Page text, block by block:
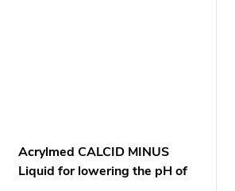
Acrylmed CALCID MINUS
Liquid for lowering the pH of